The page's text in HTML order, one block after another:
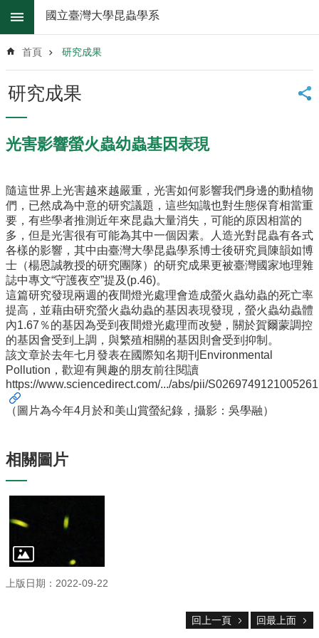
跳到主要內容區塊
階
尋
系
所
消
息
所
簡
介
系
所
辦
法
系
所
成
員
研
究
學
生
專
來
出
路
國立臺灣大學昆蟲學系
首頁 研究成果
研究成果
光害影響螢火蟲幼蟲基因表現
隨這世界上光害越來越嚴重，光害如何影響我們身邊的動植物
們，已然成為中意的研究議題，這些知識也對生態保育相當重
要，有些學者推測近年來昆蟲大量消失，可能的原因相當的
多，但是光害很有可能為其中一個因素。人造光對昆蟲有各式
各樣的影響，其中由臺灣大學昆蟲學系博士後研究員陳韻如博
士（楊恩誠教授的研究團隊）的研究成果更被臺灣國家地理雜
誌中專文“守護夜空”提及(p.46)。
這篇研究發現兩週的夜間燈光處理會造成螢火蟲幼蟲的死亡率
提高，並藉由研究螢火蟲幼蟲的基因表現發現，螢火蟲幼蟲體
內1.67％的基因為受到夜間燈光處理而改變，關於賀爾蒙調控
的基因會受到上調，與繁殖相關的基因則會受到抑制。
該文章於去年七月發表在國際知名期刊Environmental
Pollution，歡迎有興趣的朋友前往閱讀
https://www.sciencedirect.com/.../abs/pii/S0269749121005261
（圖片為今年4月於和美山賞螢紀錄，攝影：吳學融）
相關圖片
上版日期：2022-09-22
回上一頁 回最上面